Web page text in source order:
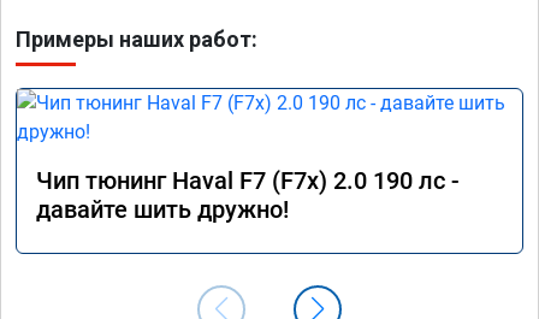
Примеры наших работ:
Чип тюнинг Haval F7 (F7x) 2.0 190 лс -
давайте шить дружно!